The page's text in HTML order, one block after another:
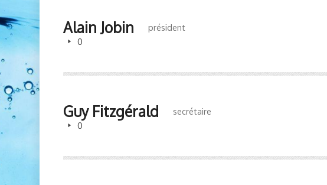
Alain Jobin président
0
Guy Fitzgérald secrétaire
0